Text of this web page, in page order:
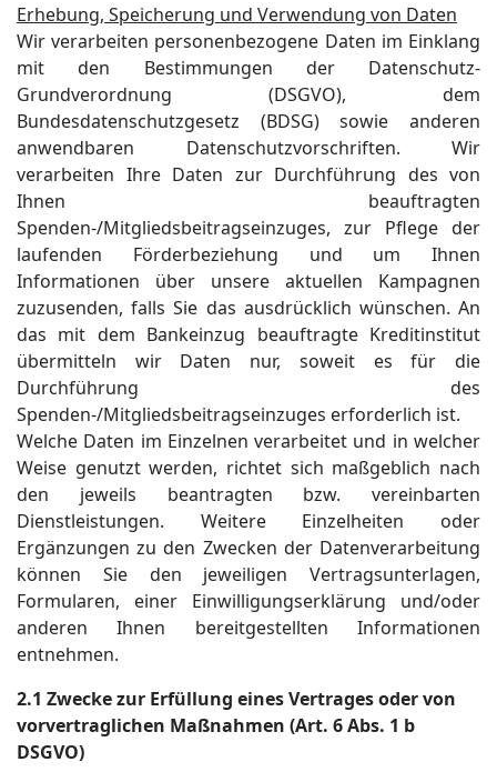
Erhebung, Speicherung und Verwendung von Daten
Wir verarbeiten personenbezogene Daten im Einklang
mit den Bestimmungen der Datenschutz-
Grundverordnung (DSGVO), dem
Bundesdatenschutzgesetz (BDSG) sowie anderen
anwendbaren Datenschutzvorschriften. Wir
verarbeiten Ihre Daten zur Durchführung des von
Ihnen beauftragten
Spenden-/Mitgliedsbeitragseinzuges, zur Pflege der
laufenden Förderbeziehung und um Ihnen
Informationen über unsere aktuellen Kampagnen
zuzusenden, falls Sie das ausdrücklich wünschen. An
das mit dem Bankeinzug beauftragte Kreditinstitut
übermitteln wir Daten nur, soweit es für die
Durchführung des
Spenden-/Mitgliedsbeitragseinzuges erforderlich ist.
Welche Daten im Einzelnen verarbeitet und in welcher
Weise genutzt werden, richtet sich maßgeblich nach
den jeweils beantragten bzw. vereinbarten
Dienstleistungen. Weitere Einzelheiten oder
Ergänzungen zu den Zwecken der Datenverarbeitung
können Sie den jeweiligen Vertragsunterlagen,
Formularen, einer Einwilligungserklärung und/oder
anderen Ihnen bereitgestellten Informationen
entnehmen.
2.1 Zwecke zur Erfüllung eines Vertrages oder von
vorvertraglichen Maßnahmen (Art. 6 Abs. 1 b
DSGVO)